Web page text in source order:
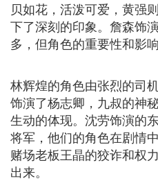
贝如花，活泼可爱，黄强
下了深刻的印象。詹森饰
多，但角色的重要性和影
林辉煌的角色由张烈的
饰演了杨志卿，九叔的神
生动的体现。沈劳饰演的
将军，他们的角色在剧情
赌场老板王晶的狡诈和权
出来。